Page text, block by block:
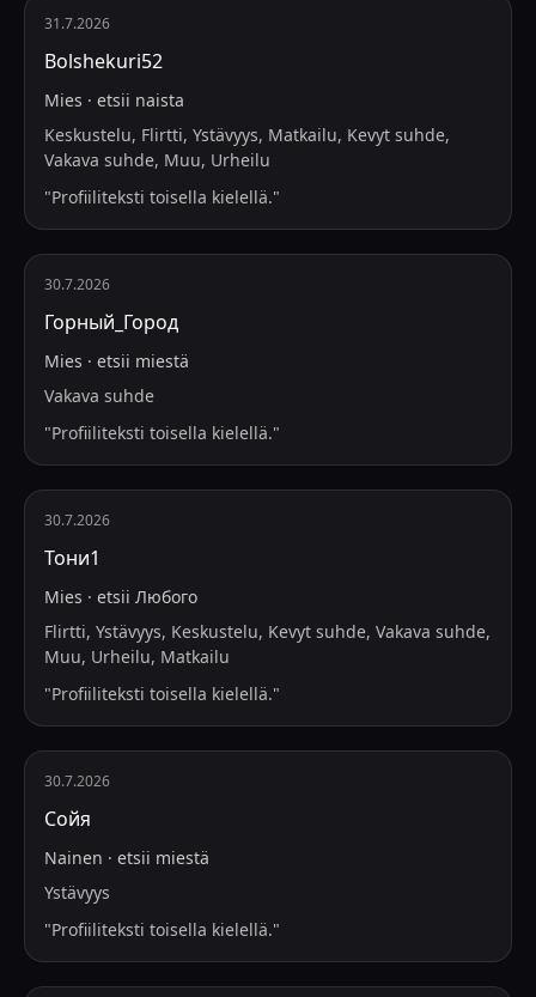
31.7.2026
Bolshekuri52
Mies · etsii naista
Keskustelu, Flirtti, Ystävyys, Matkailu, Kevyt suhde,
Vakava suhde, Muu, Urheilu
"Profiiliteksti toisella kielellä."
30.7.2026
Горный_Город
Mies · etsii miestä
Vakava suhde
"Profiiliteksti toisella kielellä."
30.7.2026
Тони1
Mies · etsii Любого
Flirtti, Ystävyys, Keskustelu, Kevyt suhde, Vakava suhde,
Muu, Urheilu, Matkailu
"Profiiliteksti toisella kielellä."
30.7.2026
Сойя
Nainen · etsii miestä
Ystävyys
"Profiiliteksti toisella kielellä."